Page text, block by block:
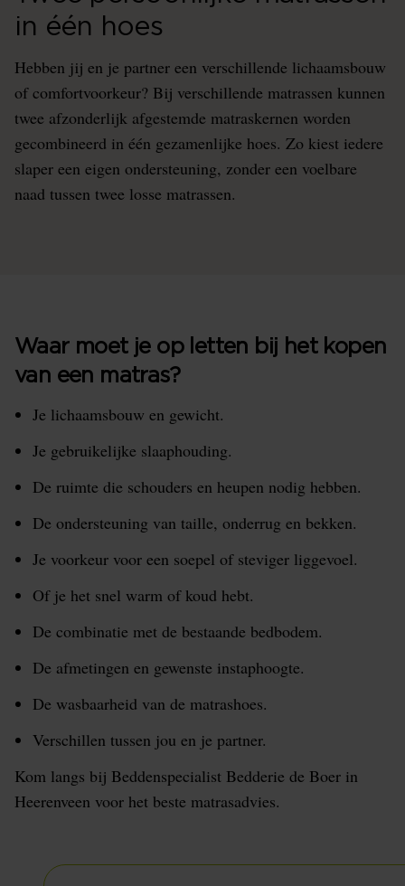
in één hoes
Hebben jij en je partner een verschillende lichaamsbouw
of comfortvoorkeur? Bij verschillende matrassen kunnen
twee afzonderlijk afgestemde matraskernen worden
gecombineerd in één gezamenlijke hoes. Zo kiest iedere
slaper een eigen ondersteuning, zonder een voelbare
naad tussen twee losse matrassen.
Waar moet je op letten bij het kopen
van een matras?
Je lichaamsbouw en gewicht.
Je gebruikelijke slaaphouding.
De ruimte die schouders en heupen nodig hebben.
De ondersteuning van taille, onderrug en bekken.
Je voorkeur voor een soepel of steviger liggevoel.
Of je het snel warm of koud hebt.
De combinatie met de bestaande bedbodem.
De afmetingen en gewenste instaphoogte.
De wasbaarheid van de matrashoes.
Verschillen tussen jou en je partner.
Kom langs bij Beddenspecialist Bedderie de Boer in
Heerenveen voor het beste matrasadvies.